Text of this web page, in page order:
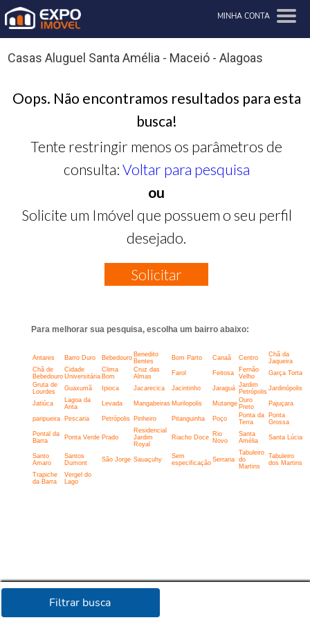
MINHA CONTA
Filtrar busca
Casas Aluguel Santa Amélia - Maceió - Alagoas
Oops. Não encontramos resultados para esta
busca!
Tente restringir menos os parâmetros de
consulta: Voltar para pesquisa
ou
Solicite um Imóvel que possuem o seu perfil
desejado.
Solicitar
Para melhorar sua pesquisa, escolha um bairro abaixo:
Antares Barro Duro Bebedouro Benedito
Bentes
Bom Parto Canaã Centro
Chã da
Jaqueira
Chã de
Bebedouro
Cidade
Universitária
Clima
Bom
Cruz das
Almas
Farol Feitosa
Fernão
Velho
Garça Torta
Gruta de
Lourdes
Guaxumã Ipioca Jacarecica Jacintinho Jaraguá Jardim
Petrópolis Jardinópolis
Jatiúca
Lagoa da
Anta
Levada Mangabeiras Murilopolis Mutange Ouro
Preto
Pajuçara
paripueira Pescaria Petrópolis Pinheiro Pitanguinha Poço
Ponta da
Terra
Ponta
Grossa
Pontal da
Barra
Ponta Verde Prado
Residencial
Jardim
Royal
Riacho Doce
Rio
Novo
Santa
Amélia
Santa Lúcia
Santo
Amaro
Santos
Dumont
São Jorge Sauaçuhy
Sem
especificação Serraria
Tabuleiro
do
Martins
Tabuleiro
dos Martins
Trapiche
da Barra
Vergel do
Lago